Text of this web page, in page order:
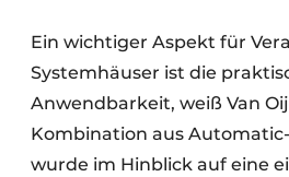
Ein wichtiger Aspekt für
Systemhäuser ist die
Anwendbarkeit, weiß Van
Kombination aus
wurde im Hinblick auf eine